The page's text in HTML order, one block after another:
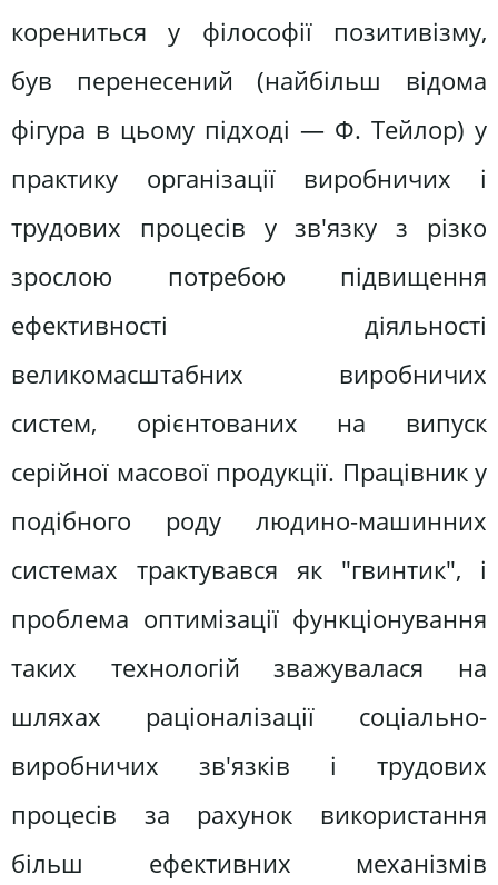
корениться у філософії позитивізму,
був перенесений (найбільш відома
фігура в цьому підході — Ф. Тейлор) у
практику організації виробничих і
трудових процесів у зв'язку з різко
зрослою потребою підвищення
ефективності діяльності
великомасштабних виробничих
систем, орієнтованих на випуск
серійної масової продукції. Працівник у
подібного роду людино-машинних
системах трактувався як "гвинтик", і
проблема оптимізації функціонування
таких технологій зважувалася на
шляхах раціоналізації соціально-
виробничих зв'язків і трудових
процесів за рахунок використання
більш ефективних механізмів